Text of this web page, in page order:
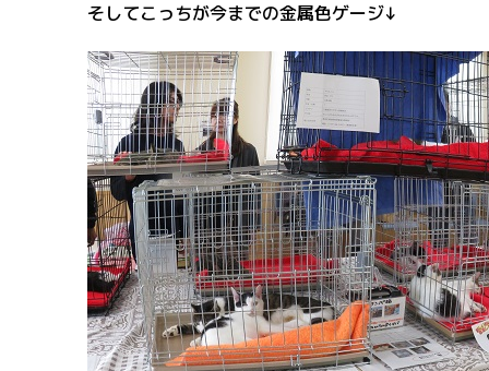
そしてこっちが今までの金属色ゲージ↓